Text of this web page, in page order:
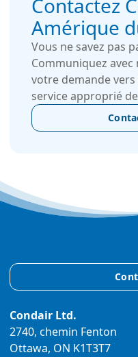
Contactez
Amérique
Vous ne savez pas
Communiquez
votre demande
service approprié
Condair Ltd.
2740, chemin Fenton
Ottawa, ON K1T3T7